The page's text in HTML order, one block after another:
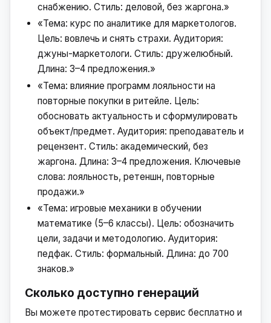
снабжению. Стиль: деловой, без жаргона.»
«Тема: курс по аналитике для маркетологов.
Цель: вовлечь и снять страхи. Аудитория:
джуны-маркетологи. Стиль: дружелюбный.
Длина: 3–4 предложения.»
«Тема: влияние программ лояльности на
повторные покупки в ритейле. Цель:
обосновать актуальность и сформулировать
объект/предмет. Аудитория: преподаватель и
рецензент. Стиль: академический, без
жаргона. Длина: 3–4 предложения. Ключевые
слова: лояльность, ретеншн, повторные
продажи.»
«Тема: игровые механики в обучении
математике (5–6 классы). Цель: обозначить
цели, задачи и методологию. Аудитория:
педфак. Стиль: формальный. Длина: до 700
знаков.»
Сколько доступно генераций
Вы можете протестировать сервис бесплатно и